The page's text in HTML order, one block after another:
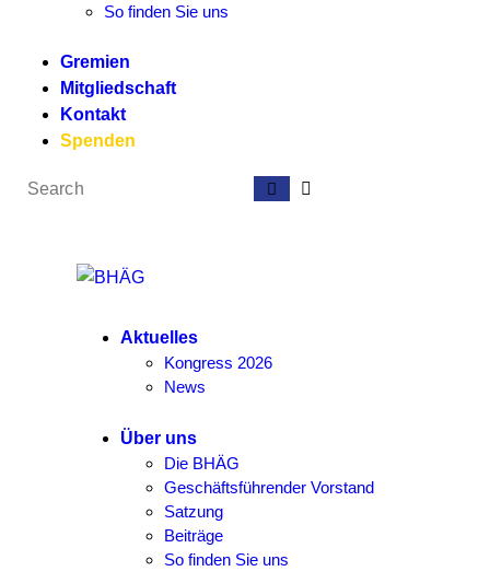
So finden Sie uns
Gremien
Mitgliedschaft
Kontakt
Spenden
Aktuelles
Kongress 2026
News
Über uns
Die BHÄG
Geschäftsführender Vorstand
Satzung
Beiträge
So finden Sie uns